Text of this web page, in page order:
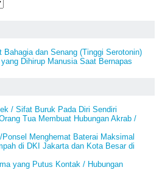
dan Senang (Tinggi Serotonin)
Dihirup Manusia Saat Bernapas
/ Sifat Buruk Pada Diri Sendiri
Tua Membuat Hubungan Akrab /
Menghemat Baterai Maksimal
di DKI Jakarta dan Kota Besar di
yang Putus Kontak / Hubungan